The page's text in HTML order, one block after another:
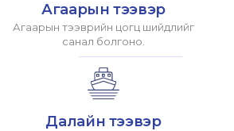
Агаарын тээвэр
Агаарын тээврийн цогц шийдлийг
санал болгоно.
Далайн тээвэр